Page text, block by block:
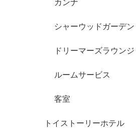
カンナ
シャーウッドガーデン
ドリーマーズラウンジ
ルームサービス
客室
トイストーリーホテル